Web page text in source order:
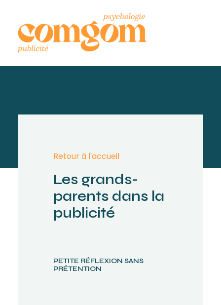
PETITE RÉFLEXION SANS
PRÉTENTION
Retour à l'accueil
Les grands-
parents dans la
publicité